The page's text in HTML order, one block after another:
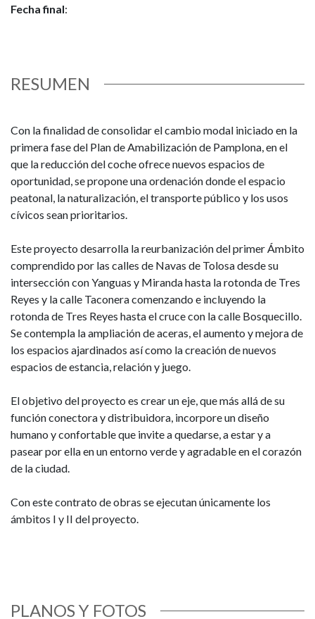
Fecha final:
RESUMEN
Con la finalidad de consolidar el cambio modal iniciado en la
primera fase del Plan de Amabilización de Pamplona, en el
que la reducción del coche ofrece nuevos espacios de
oportunidad, se propone una ordenación donde el espacio
peatonal, la naturalización, el transporte público y los usos
cívicos sean prioritarios.
Este proyecto desarrolla la reurbanización del primer Ámbito
comprendido por las calles de Navas de Tolosa desde su
intersección con Yanguas y Miranda hasta la rotonda de Tres
Reyes y la calle Taconera comenzando e incluyendo la
rotonda de Tres Reyes hasta el cruce con la calle Bosquecillo.
Se contempla la ampliación de aceras, el aumento y mejora de
los espacios ajardinados así como la creación de nuevos
espacios de estancia, relación y juego.
El objetivo del proyecto es crear un eje, que más allá de su
función conectora y distribuidora, incorpore un diseño
humano y confortable que invite a quedarse, a estar y a
pasear por ella en un entorno verde y agradable en el corazón
de la ciudad.
Con este contrato de obras se ejecutan únicamente los
ámbitos I y II del proyecto.
PLANOS Y FOTOS